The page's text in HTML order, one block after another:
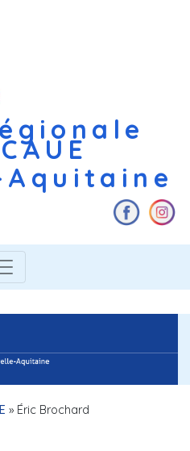
» Éric Brochard